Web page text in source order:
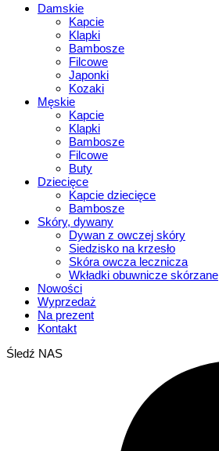
Damskie
Kapcie
Klapki
Bambosze
Filcowe
Japonki
Kozaki
Męskie
Kapcie
Klapki
Bambosze
Filcowe
Buty
Dziecięce
Kapcie dziecięce
Bambosze
Skóry, dywany
Dywan z owczej skóry
Siedzisko na krzesło
Skóra owcza lecznicza
Wkładki obuwnicze skórzane
Nowości
Wyprzedaż
Na prezent
Kontakt
Śledź NAS